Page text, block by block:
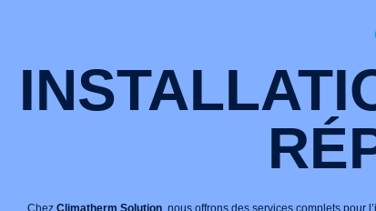
Chez Climatherm Solution, nous offrons des services complets pour